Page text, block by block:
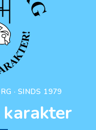
· SINDS 1979